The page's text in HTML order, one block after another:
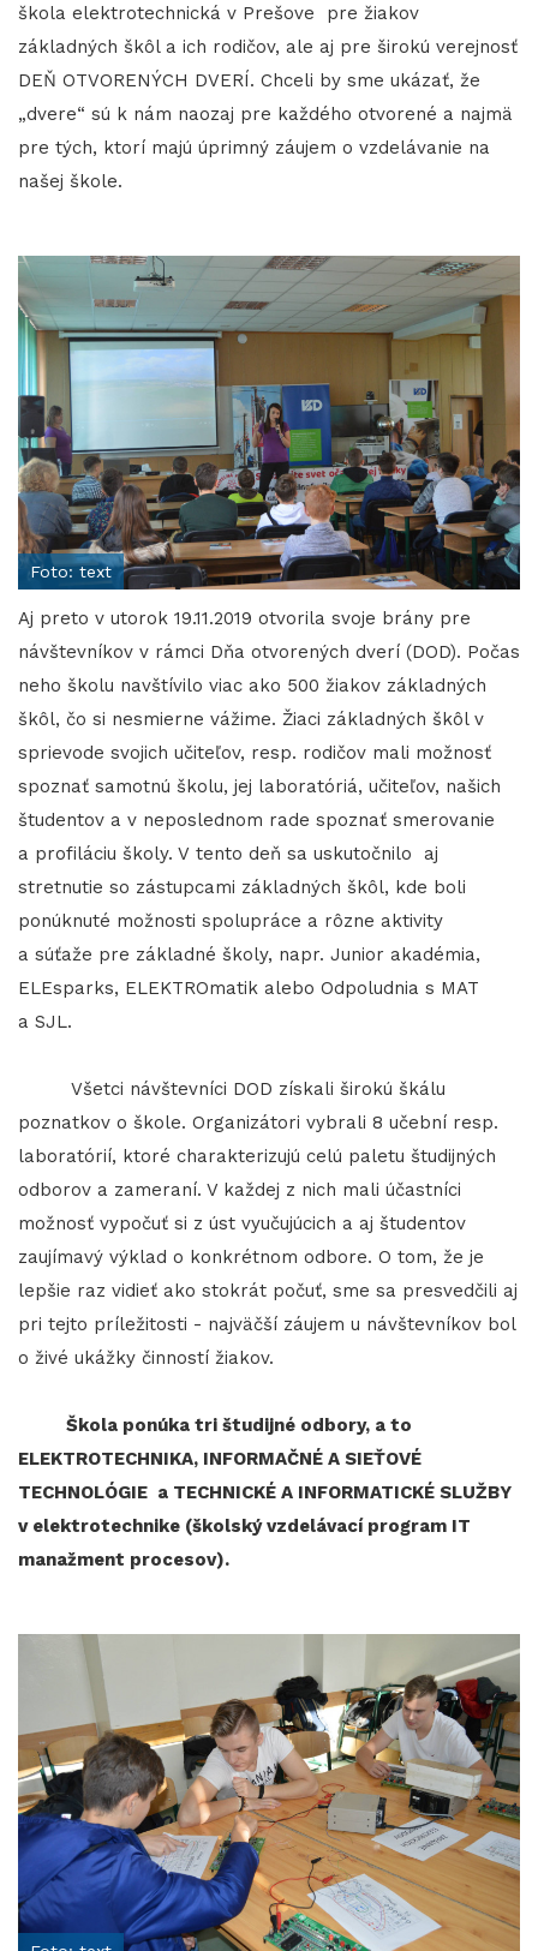
škola elektrotechnická v Prešove pre žiakov
základných škôl a ich rodičov, ale aj pre širokú verejnosť
DEŇ OTVORENÝCH DVERÍ. Chceli by sme ukázať, že
„dvere“ sú k nám naozaj pre každého otvorené a najmä
pre tých, ktorí majú úprimný záujem o vzdelávanie na
našej škole.
Foto: text
Aj preto v utorok 19.11.2019 otvorila svoje brány pre
návštevníkov v rámci Dňa otvorených dverí (DOD). Počas
neho školu navštívilo viac ako 500 žiakov základných
škôl, čo si nesmierne vážime. Žiaci základných škôl v
sprievode svojich učiteľov, resp. rodičov mali možnosť
spoznať samotnú školu, jej laboratóriá, učiteľov, našich
študentov a v neposlednom rade spoznať smerovanie
a profiláciu školy. V tento deň sa uskutočnilo aj
stretnutie so zástupcami základných škôl, kde boli
ponúknuté možnosti spolupráce a rôzne aktivity
a súťaže pre základné školy, napr. Junior akadémia,
ELEsparks, ELEKTROmatik alebo Odpoludnia s MAT
a SJL.
Všetci návštevníci DOD získali širokú škálu
poznatkov o škole. Organizátori vybrali 8 učební resp.
laboratórií, ktoré charakterizujú celú paletu študijných
odborov a zameraní. V každej z nich mali účastníci
možnosť vypočuť si z úst vyučujúcich a aj študentov
zaujímavý výklad o konkrétnom odbore. O tom, že je
lepšie raz vidieť ako stokrát počuť, sme sa presvedčili aj
pri tejto príležitosti - najväčší záujem u návštevníkov bol
o živé ukážky činností žiakov.
Škola ponúka tri študijné odbory, a to
ELEKTROTECHNIKA, INFORMAČNÉ A SIEŤOVÉ
TECHNOLÓGIE a TECHNICKÉ A INFORMATICKÉ SLUŽBY
v elektrotechnike (školský vzdelávací program IT
manažment procesov).